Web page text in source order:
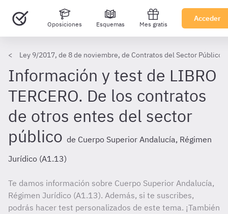
Oposiciones Esquemas Mes gratis
Acceder
Ley 9/2017, de 8 de noviembre, de Contratos del Sector
Información y test de LIBRO
TERCERO. De los contratos
de otros entes del sector
público de Cuerpo Superior Andalucía, Régimen
Jurídico (A1.13)
Te damos información sobre Cuerpo Superior Andalucía,
Régimen Jurídico (A1.13). Además, si te suscribes,
podrás hacer test personalizados de este tema. ¡También